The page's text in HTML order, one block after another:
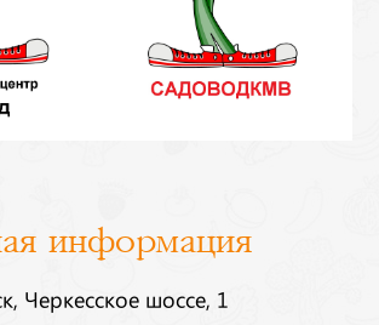
информация
Черкесское шоссе, 1